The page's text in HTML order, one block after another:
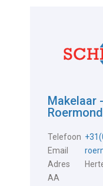
Makelaar
Roermond
Telefoon
Email
Adres
AA